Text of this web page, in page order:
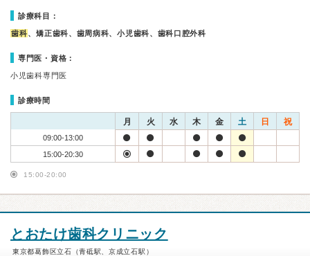
診療科目：
歯科、矯正歯科、歯周病科、小児歯科、歯科口腔外科
専門医・資格：
小児歯科専門医
診療時間
月 火 水 木 金 土 日 祝
09:00-13:00
15:00-20:30
15:00-20:00
とおたけ歯科クリニック
東京都葛飾区立石（青砥駅、京成立石駅）